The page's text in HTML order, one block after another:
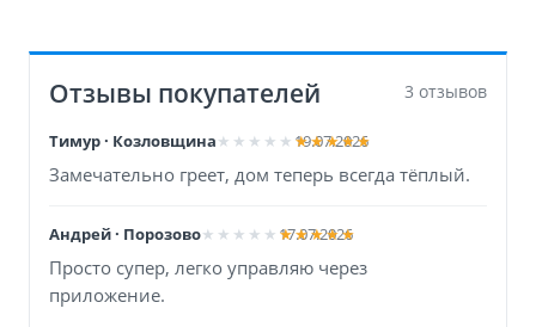
Отзывы покупателей 3 отзывов
Тимур · Козловщина 19.07.2026
Замечательно греет, дом теперь всегда тёплый.
Андрей · Порозово 17.07.2026
Просто супер, легко управляю через
приложение.